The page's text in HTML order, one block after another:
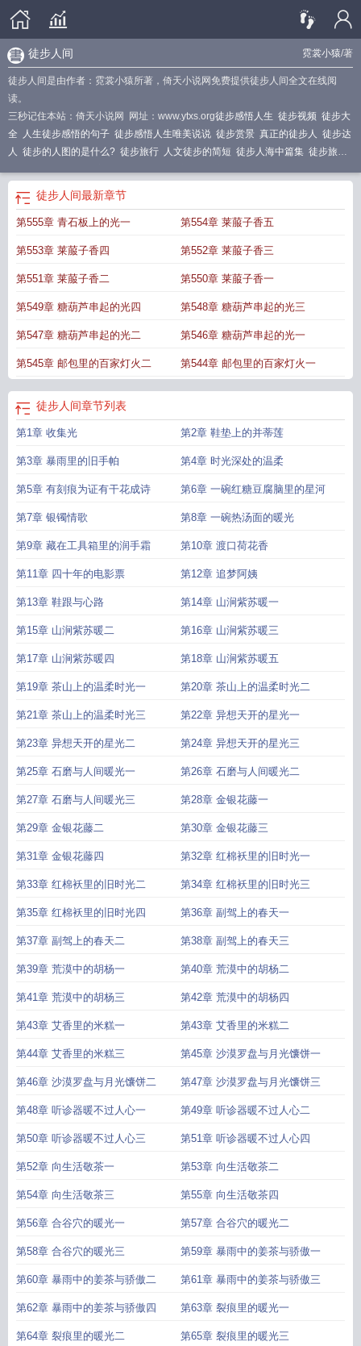
霓裳小猿/著
徒步人间
徒步人间是由作者：霓裳小猿所著，倚天小说网免费提供徒步人间全文在线阅
读。
三秒记住本站：倚天小说网 网址：www.ytxs.org徒步感悟人生 徒步视频 徒步大
全
人生徒步感悟的句子 徒步感悟人生唯美说说 徒步赏景 真正的徒步人 徒步达
人 徒步的人图的是什么? 徒步旅行 人文徒步的简短 徒步人海中篇集 徒步旅行
徒步的人 人文徒步 徒步人生路
意思
徒步之旅
品徒步风景徒步人什么意思 山间徒步徒步风光徒步人生
徒步人间最新章节
第555章 青石板上的光一 第554章 莱菔子香五
第553章 莱菔子香四 第552章 莱菔子香三
第551章 莱菔子香二 第550章 莱菔子香一
第549章 糖葫芦串起的光四 第548章 糖葫芦串起的光三
第547章 糖葫芦串起的光二 第546章 糖葫芦串起的光一
第545章 邮包里的百家灯火二 第544章 邮包里的百家灯火一
徒步人间章节列表
第1章 收集光 第2章 鞋垫上的并蒂莲
第3章 暴雨里的旧手帕 第4章 时光深处的温柔
第5章 有刻痕为证有干花成诗 第6章 一碗红糖豆腐脑里的星河
第7章 银镯情歌 第8章 一碗热汤面的暖光
第9章 藏在工具箱里的润手霜 第10章 渡口荷花香
第11章 四十年的电影票 第12章 追梦阿姨
第13章 鞋跟与心路 第14章 山涧紫苏暖一
第15章 山涧紫苏暖二 第16章 山涧紫苏暖三
第17章 山涧紫苏暖四 第18章 山涧紫苏暖五
第19章 茶山上的温柔时光一 第20章 茶山上的温柔时光二
第21章 茶山上的温柔时光三 第22章 异想天开的星光一
第23章 异想天开的星光二 第24章 异想天开的星光三
第25章 石磨与人间暖光一 第26章 石磨与人间暖光二
第27章 石磨与人间暖光三 第28章 金银花藤一
第29章 金银花藤二 第30章 金银花藤三
第31章 金银花藤四 第32章 红棉袄里的旧时光一
第33章 红棉袄里的旧时光二 第34章 红棉袄里的旧时光三
第35章 红棉袄里的旧时光四 第36章 副驾上的春天一
第37章 副驾上的春天二 第38章 副驾上的春天三
第39章 荒漠中的胡杨一 第40章 荒漠中的胡杨二
第41章 荒漠中的胡杨三 第42章 荒漠中的胡杨四
第43章 艾香里的米糕一 第43章 艾香里的米糕二
第44章 艾香里的米糕三 第45章 沙漠罗盘与月光馕饼一
第46章 沙漠罗盘与月光馕饼二 第47章 沙漠罗盘与月光馕饼三
第48章 听诊器暖不过人心一 第49章 听诊器暖不过人心二
第50章 听诊器暖不过人心三 第51章 听诊器暖不过人心四
第52章 向生活敬茶一 第53章 向生活敬茶二
第54章 向生活敬茶三 第55章 向生活敬茶四
第56章 合谷穴的暖光一 第57章 合谷穴的暖光二
第58章 合谷穴的暖光三 第59章 暴雨中的姜茶与骄傲一
第60章 暴雨中的姜茶与骄傲二 第61章 暴雨中的姜茶与骄傲三
第62章 暴雨中的姜茶与骄傲四 第63章 裂痕里的暖光一
第64章 裂痕里的暖光二 第65章 裂痕里的暖光三